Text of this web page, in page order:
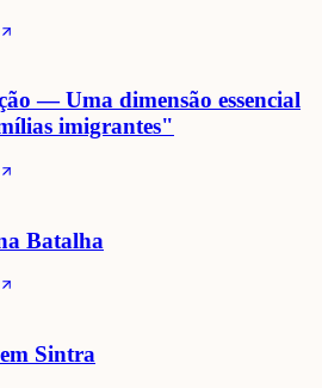
— Uma dimensão essencial
imigrantes"
Batalha
Sintra